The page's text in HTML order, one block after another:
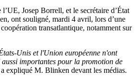
Josep Borrell, et le secrétaire d’État
ont souligné, mardi 4 avril, lors d’une
transatlantique, notamment sur
Unis et l'Union européenne n'ont
aussi importantes pour la promotion de
a expliqué M. Blinken devant les médias.